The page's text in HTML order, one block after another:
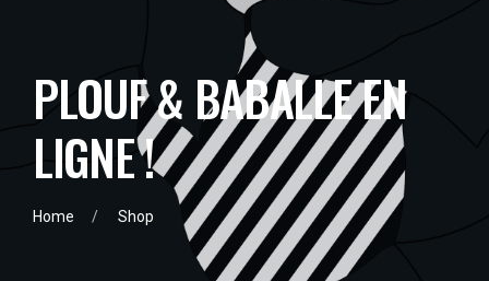
PLOUF& BABALLEEN
LIGNE!
Home Shop